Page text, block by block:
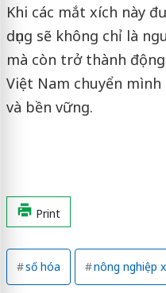
Khi các mắt xích này
dụng sẽ không chỉ là
mà còn trở thành
Việt Nam chuyển
và bền vững.
Print
số hóa nông nghiệp